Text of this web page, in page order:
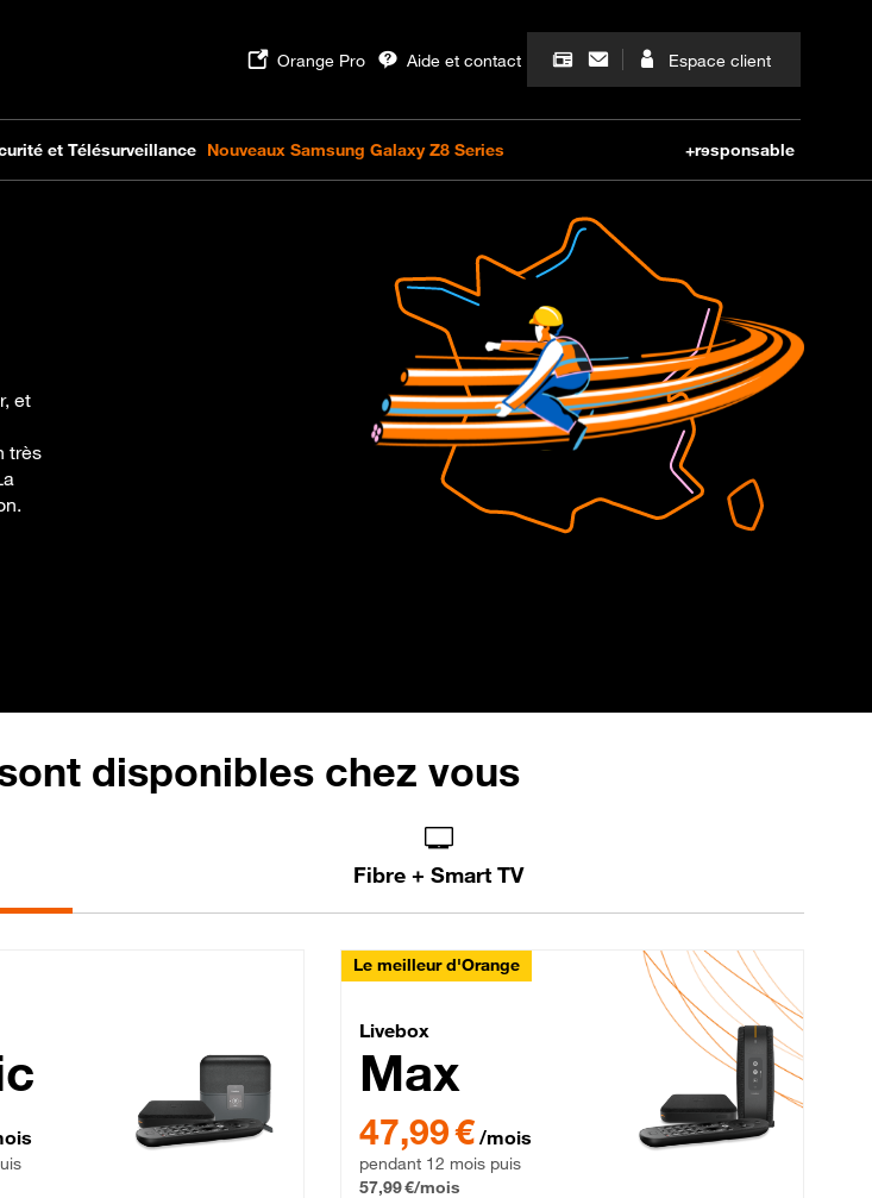
et
très
disponibles chez vous
Fibre + Smart TV
Fibre
12 mois puis 42,99 € par mois, Engagement 12 mois
Le meilleur d'Orange
Livebox Max Fibre
Livebox
Max
47,99 € par mois pendant 12 mois puis 57,99 € par mois,
47,99 € /mois
pendant 12 mois puis
57,99 €/mois